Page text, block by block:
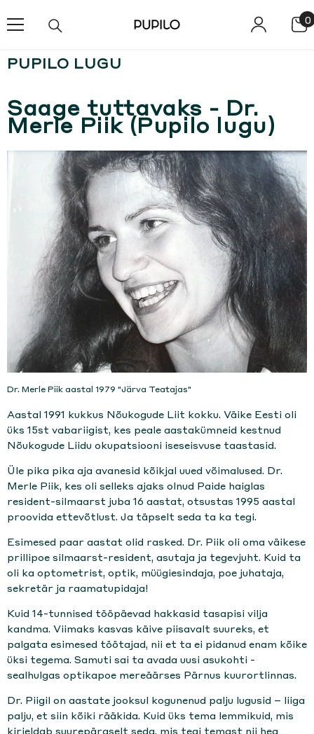
00
PUPILO LUGU
Saage tuttavaks - Dr.
Merle Piik (Pupilo lugu)
Dr. Merle Piik aastal 1979 "Järva Teatajas"
Aastal 1991 kukkus Nõukogude Liit kokku. Väike Eesti oli
üks 15st vabariigist, kes peale aastakümneid kestnud
Nõukogude Liidu okupatsiooni iseseisvuse taastasid.
Üle pika pika aja avanesid kõikjal uued võimalused. Dr.
Merle Piik, kes oli selleks ajaks olnud Paide haiglas
resident-silmaarst juba 16 aastat, otsustas 1995 aastal
proovida ettevõtlust. Ja täpselt seda ta ka tegi.
Esimesed paar aastat olid rasked. Dr. Piik oli oma väikese
prillipoe silmaarst-resident, asutaja ja tegevjuht. Kuid ta
oli ka optometrist, optik, müügiesindaja, poe juhataja,
sekretär ja raamatupidaja!
Kuid 14-tunnised tööpäevad hakkasid tasapisi vilja
kandma. Viimaks kasvas käive piisavalt suureks, et
palgata esimesed töötajad, nii et ta ei pidanud enam kõike
üksi tegema. Samuti sai ta avada uusi asukohti -
sealhulgas optikapoe mereäärses Pärnus kuurortlinnas.
Dr. Piigil on aastate jooksul kogunenud palju lugusid – liiga
palju, et siin kõiki rääkida. Kuid üks tema lemmikuid, mis
kirjeldab suurepäraselt seda, mis tegi temast nii hea